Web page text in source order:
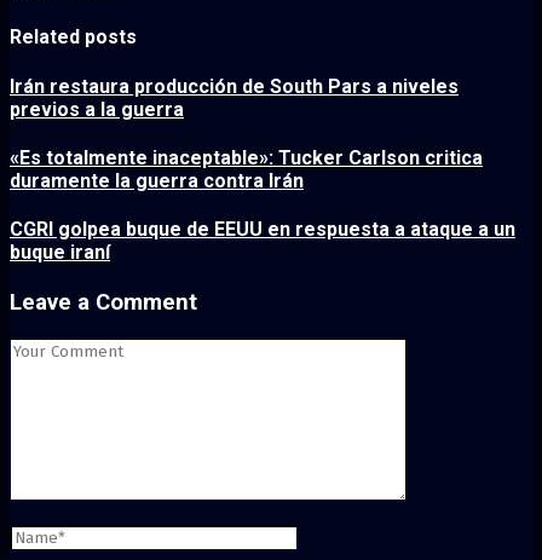
Related posts
Irán restaura producción de South Pars a niveles
previos a la guerra
«Es totalmente inaceptable»: Tucker Carlson critica
duramente la guerra contra Irán
CGRI golpea buque de EEUU en respuesta a ataque a un
buque iraní
Leave a Comment